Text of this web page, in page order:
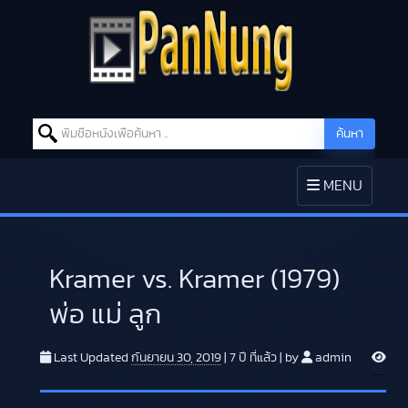
Search for: ค้นหา
TOGGLE
NAVIGATION
MENU
Kramer vs. Kramer (1979)
พ่อ แม่ ลูก
Last Updated กันยายน 30, 2019 7 ปี ที่แล้ว by admin V
i